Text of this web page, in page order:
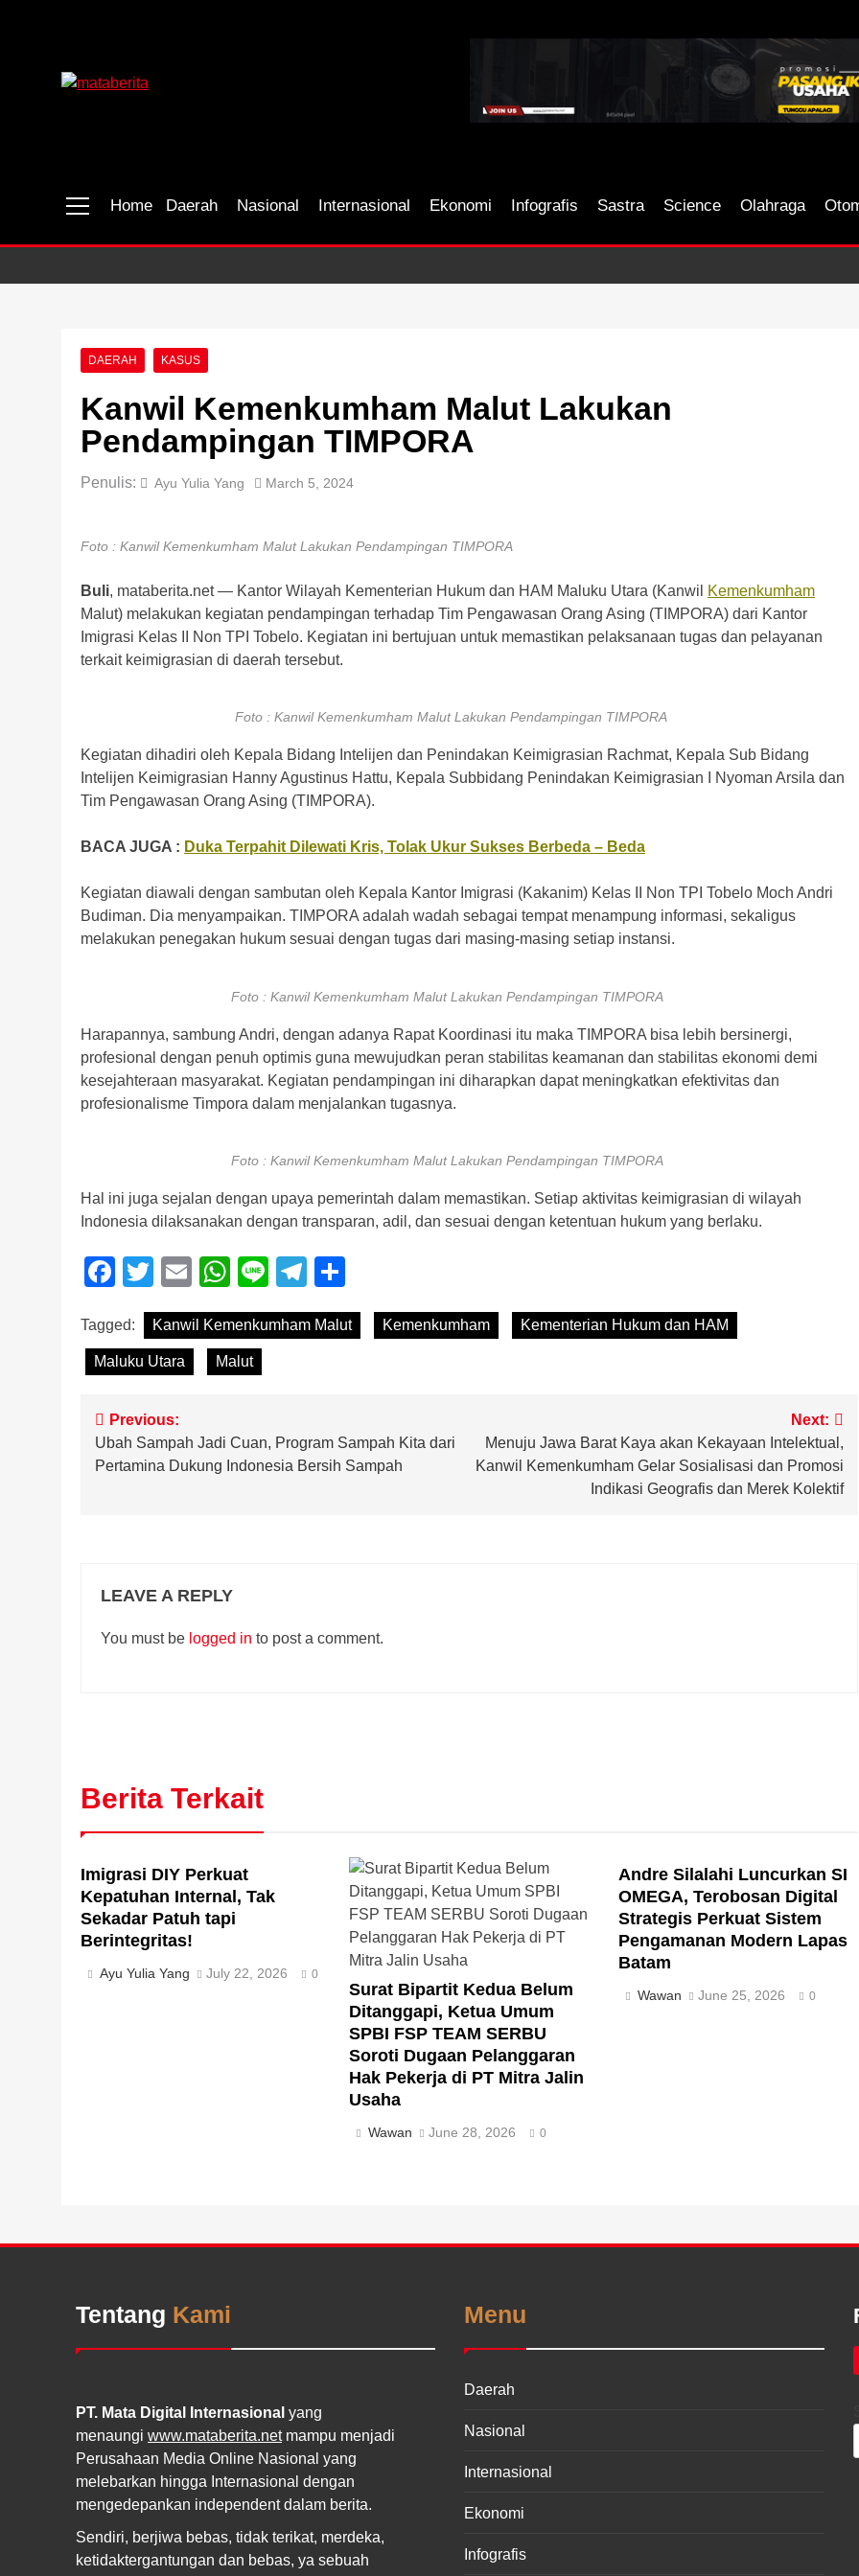
Home Daerah Nasional Internasional Ekonomi Infografis Sastra Science Olahraga
DAERAH KASUS
Kanwil Kemenkumham Malut Lakukan
Pendampingan TIMPORA
Penulis: Ayu Yulia Yang March 5, 2024
Foto : Kanwil Kemenkumham Malut Lakukan Pendampingan TIMPORA
Buli, mataberita.net — Kantor Wilayah Kementerian Hukum dan HAM Maluku Utara (Kanwil
Kemenkumham
Malut) melakukan kegiatan pendampingan terhadap Tim Pengawasan Orang Asing (TIMPORA) dari Kantor
Imigrasi Kelas II Non TPI Tobelo. Kegiatan ini bertujuan untuk memastikan pelaksanaan tugas dan pelayanan
terkait keimigrasian di daerah tersebut.
Foto : Kanwil Kemenkumham Malut Lakukan Pendampingan TIMPORA
Kegiatan dihadiri oleh Kepala Bidang Intelijen dan Penindakan Keimigrasian Rachmat, Kepala Sub Bidang
Intelijen Keimigrasian Hanny Agustinus Hattu, Kepala Subbidang Penindakan Keimigrasian I Nyoman Arsila dan
Tim Pengawasan Orang Asing (TIMPORA).
BACA JUGA : Duka Terpahit Dilewati Kris, Tolak Ukur Sukses Berbeda – Beda
Kegiatan diawali dengan sambutan oleh Kepala Kantor Imigrasi (Kakanim) Kelas II Non TPI Tobelo Moch Andri
Budiman. Dia menyampaikan. TIMPORA adalah wadah sebagai tempat menampung informasi, sekaligus
melakukan penegakan hukum sesuai dengan tugas dari masing-masing setiap instansi.
Foto : Kanwil Kemenkumham Malut Lakukan Pendampingan TIMPORA
Harapannya, sambung Andri, dengan adanya Rapat Koordinasi itu maka TIMPORA bisa lebih bersinergi,
profesional dengan penuh optimis guna mewujudkan peran stabilitas keamanan dan stabilitas ekonomi demi
kesejahteraan masyarakat. Kegiatan pendampingan ini diharapkan dapat meningkatkan efektivitas dan
profesionalisme Timpora dalam menjalankan tugasnya.
Foto : Kanwil Kemenkumham Malut Lakukan Pendampingan TIMPORA
Hal ini juga sejalan dengan upaya pemerintah dalam memastikan. Setiap aktivitas keimigrasian di wilayah
Indonesia dilaksanakan dengan transparan, adil, dan sesuai dengan ketentuan hukum yang berlaku.
Facebook
Twitter
EmailWhatsApp
LineTelegram
Tagged: Kanwil Kemenkumham Malut Kemenkumham Kementerian Hukum dan HAM
Maluku Utara Malut
Post
navigation
Previous:
Ubah Sampah Jadi Cuan, Program Sampah Kita dari
Pertamina Dukung Indonesia Bersih Sampah
Next:
Menuju Jawa Barat Kaya akan Kekayaan Intelektual,
Kanwil Kemenkumham Gelar Sosialisasi dan Promosi
Indikasi Geografis dan Merek Kolektif
LEAVE A REPLY
You must be logged in to post a comment.
Berita Terkait
Imigrasi DIY Perkuat
Kepatuhan Internal, Tak
Sekadar Patuh tapi
Berintegritas!
Ayu Yulia Yang July 22, 2026 0
Surat Bipartit Kedua Belum
Ditanggapi, Ketua Umum
SPBI FSP TEAM SERBU
Soroti Dugaan Pelanggaran
Hak Pekerja di PT Mitra Jalin
Usaha
Wawan June 28, 2026 0
Andre Silalahi Luncurkan SI
OMEGA, Terobosan Digital
Strategis Perkuat Sistem
Pengamanan Modern Lapas
Batam
Wawan June 25, 2026 0
Tentang Kami
PT. Mata Digital Internasional yang
menaungi www.mataberita.netmampu menjadi
Perusahaan Media Online Nasional yang
melebarkan hingga Internasional dengan
mengedepankan independent dalam berita.
Sendiri, berjiwa bebas, tidak terikat, merdeka,
ketidaktergantungan dan bebas, ya sebuah
Menu
Daerah
Nasional
Internasional
Ekonomi
Infografis